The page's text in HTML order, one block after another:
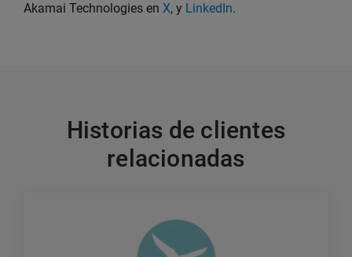
Akamai Technologies en X, y LinkedIn.
Historias de clientes
relacionadas